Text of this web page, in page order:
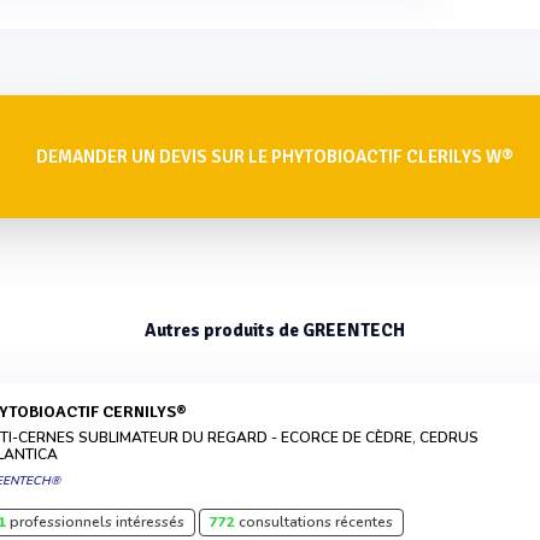
DEMANDER UN DEVIS SUR LE PHYTOBIOACTIF CLERILYS W®
Autres produits de GREENTECH
CERNILYS®
CERNES SUBLIMATEUR DU REGARD - ECORCE DE CÈDRE, CEDRUS
professionnels intéressés 772consultations récentes